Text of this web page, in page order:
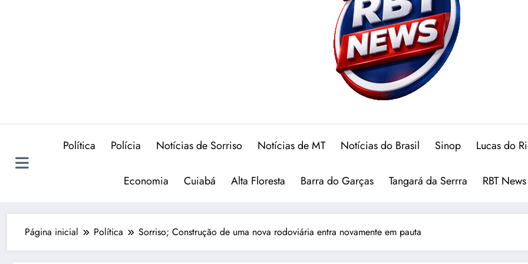
Política Polícia Notícias de Sorriso Notícias de MT Notícias do Brasil Sinop Lucas do
Economia Cuiabá Alta Floresta Barra do Garças Tangará da Serrra RBT
Página inicial Política Sorriso; Construção de uma nova rodoviária entra novamente em pauta